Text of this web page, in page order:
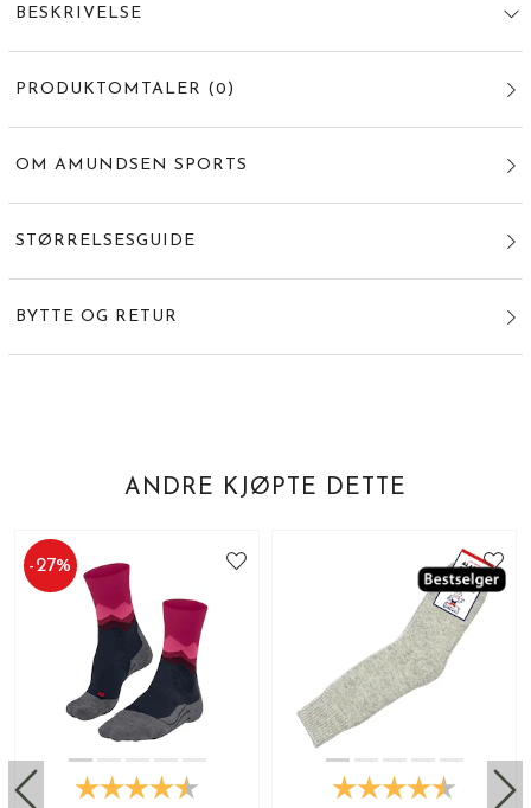
BESKRIVELSE
PRODUKTOMTALER (0 )
OM AMUNDSEN SPORTS
STØRRELSESGUIDE
BYTTE OG RETUR
ANDRE KJØPTE DETTE
-27%